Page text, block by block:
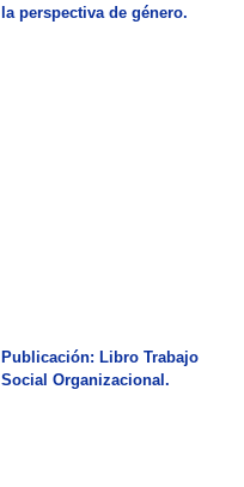
la perspectiva de género.
Publicación: Libro Trabajo
Social Organizacional.